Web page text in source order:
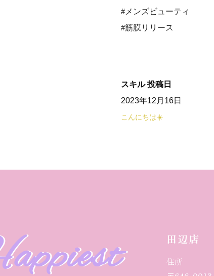
#メンズビューティ
#筋膜リリース
スキル 投稿日
2023年12月16日
こんにちは☀️
田辺店
住所